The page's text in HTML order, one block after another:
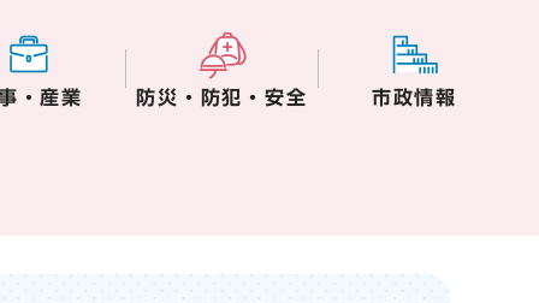
・産業 防災・防犯・安全 市政情報